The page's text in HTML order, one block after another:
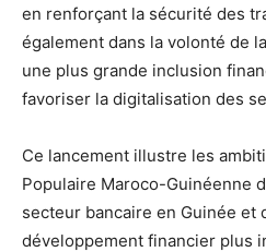
en renforçant la sécurité des
également dans la volonté de
une plus grande inclusion
favoriser la digitalisation des
Ce lancement illustre les
Populaire Maroco-Guinéenne
secteur bancaire en Guinée et
développement financier plus